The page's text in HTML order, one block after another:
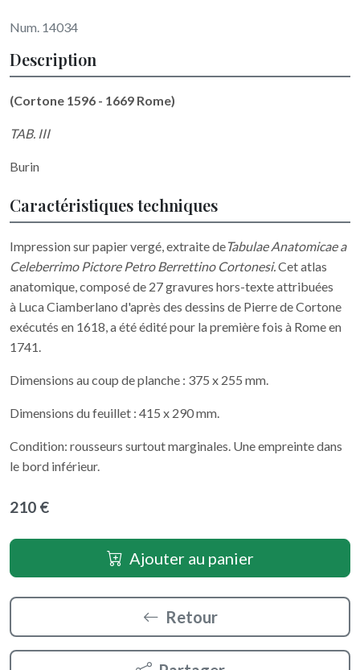
Num. 14034
Description
(Cortone 1596 - 1669 Rome)
TAB. III
Burin
Caractéristiques techniques
Impression sur papier vergé, extraite deTabulae Anatomicae a
Celeberrimo Pictore Petro Berrettino Cortonesi.Cet atlas
anatomique, composéde 27 gravures hors-texte attribuées
à Luca Ciamberlano d'après des dessins de Pierre de Cortone
exécutés en 1618, a été édité pour la première fois à Rome en
1741.
Dimensions au coup de planche : 375 x 255 mm.
Dimensions du feuillet : 415 x 290 mm.
Condition: rousseurs surtout marginales. Une empreinte dans
le bord inférieur.
210 €
Ajouter au panier
Retour